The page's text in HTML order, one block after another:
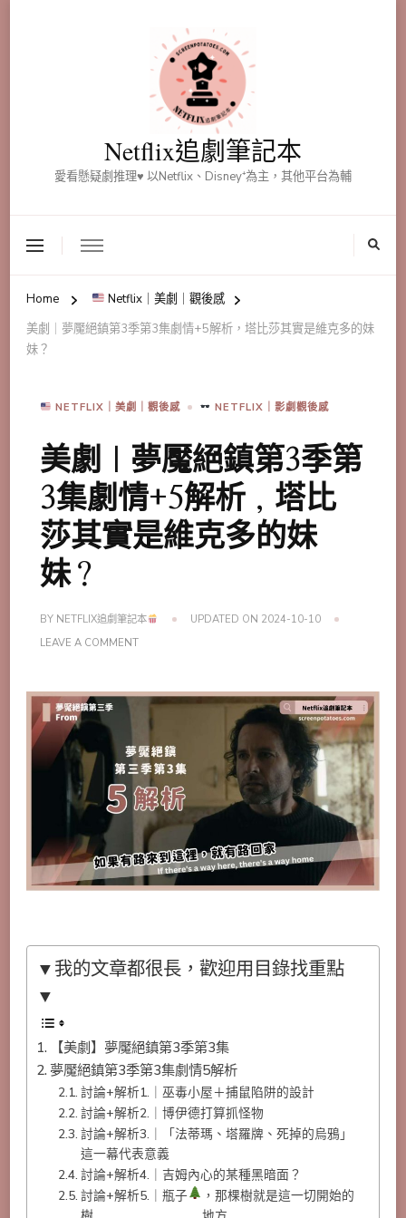
Netflix追劇筆記本
愛看懸疑劇推理♥ 以Netflix、Disney⁺為主，其他平台為輔
Home
Netflix｜美劇｜觀後感
美劇｜夢魘絕鎮第3季第3集劇情+5解析，塔比莎其實是維克多的妹
妹？
NETFLIX｜美劇｜觀後感 NETFLIX｜影劇觀後感
美劇｜夢魘絕鎮第3季第
3集劇情+5解析，塔比
莎其實是維克多的妹
妹？
BY NETFLIX追劇筆記本 UPDATED ON 2024-10-10
LEAVE A COMMENTON
夢
鎮
第
3
季
第
集
情
+5
解
莎
其
實
的
妹
妹？
▼我的文章都很長，歡迎用目錄找重點
▼
【美劇】夢魘絕鎮第3季第3集
夢魘絕鎮第3季第3集劇情5解析
討論+解析1.｜巫毒小屋＋捕鼠陷阱的設計
討論+解析2.｜博伊德打算抓怪物
討論+解析3.｜「法蒂瑪、塔羅牌、死掉的烏鴉」
這一幕代表意義
討論+解析4.｜吉姆內心的某種黑暗面？
討論+解析5.｜瓶子
，那棵樹就是這一切開始的